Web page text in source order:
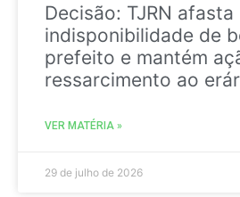
Decisão: TJRN afasta
indisponibilidade de
prefeito e mantém
ressarcimento ao
VER MATÉRIA »
29 de julho de 2026